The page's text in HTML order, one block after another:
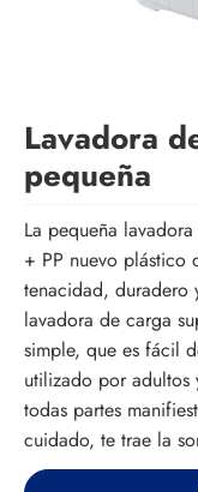
Lavadora
pequeña
La pequeña
+ PP nuevo plástico
tenacidad, duradero
lavadora de carga
simple, que es fácil
utilizado por adultos
todas partes
cuidado, te trae la